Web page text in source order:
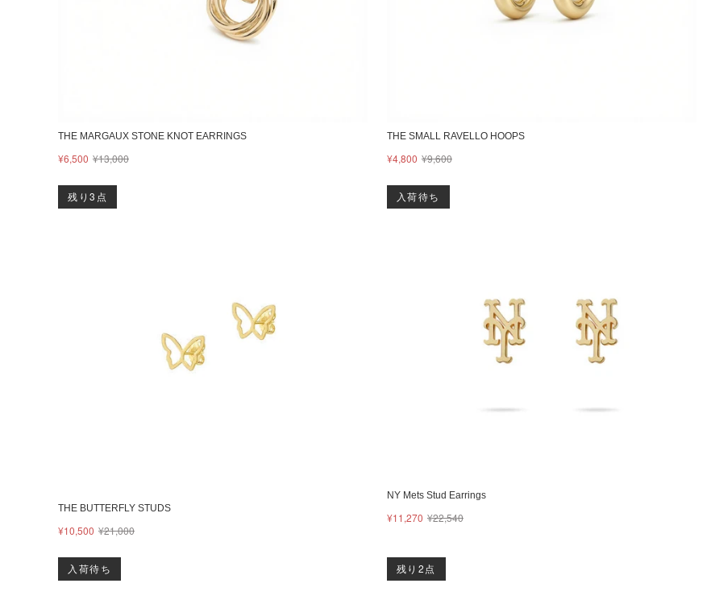
THE MARGAUX STONE KNOT EARRINGS
¥6,500 ¥13,000
THE SMALL RAVELLO HOOPS
¥4,800 ¥9,600
残り3点
THE BUTTERFLY STUDS
¥10,500 ¥21,000
入荷待ち
NY Mets Stud Earrings
¥11,270 ¥22,540
入荷待ち 残り2点